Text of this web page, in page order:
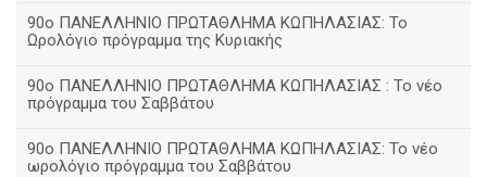
90ο ΠΑΝΕΛΛΗΝΙΟ ΠΡΩΤΑΘΛΗΜΑ ΚΩΠΗΛΑΣΙΑΣ: Το
Ωρολόγιο πρόγραμμα της Κυριακής
90ο ΠΑΝΕΛΛΗΝΙΟ ΠΡΩΤΑΘΛΗΜΑ ΚΩΠΗΛΑΣΙΑΣ : Το νέο
πρόγραμμα του Σαββάτου
90ο ΠΑΝΕΛΛΗΝΙΟ ΠΡΩΤΑΘΛΗΜΑ ΚΩΠΗΛΑΣΙΑΣ: Το νέο
ωρολόγιο πρόγραμμα του Σαββάτου